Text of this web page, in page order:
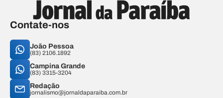
Contate-nos
João Pessoa
(83) 2106.1892
Campina Grande
(83) 3315-3204
Redação
jornalismo@jornaldaparaiba.com.br